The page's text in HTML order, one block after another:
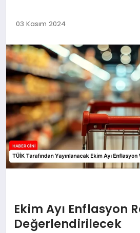
GENEL
EKONOMI
YEREL HABERLER
GÜNDEM
03 Kasım 2024
Ekim Ayı Enflasyon
Değerlendirilecek